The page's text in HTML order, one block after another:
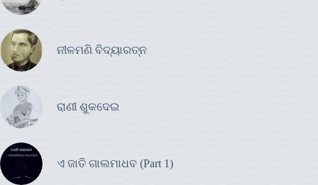
ନୀଳମଣି ବିଦ୍ୟାରତ୍ନ
ରାଣୀ ଶୁକଦେଇ
ଏ ଜାତି ଗାଲମାଧବ (Part 1)